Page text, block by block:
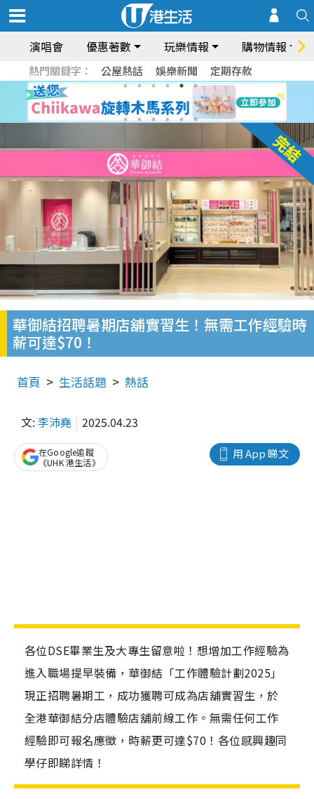
演唱會 優惠著數 玩樂情報 購物情報
熱門關鍵字： 公屋熱話 娛樂新聞 定期存款
華御結招聘暑期店舖實習生！無需工作經驗時
薪可達$70！
首頁 生活話題 熱話
文: 李沛堯 2025.04.23
用 App 睇文
在Google追蹤
《UHK 港生活》
各位DSE畢業生及大專生留意啦！想增加工作經驗為
進入職場提早裝備，華御結「工作體驗計劃2025」
現正招聘暑期工，成功獲聘可成為店舖實習生，於
全港華御結分店體驗店舖前線工作。無需任何工作
經驗即可報名應徵，時薪更可達$70！各位感興趣同
學仔即睇詳情！